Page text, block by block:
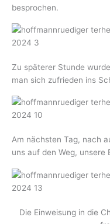
besprochen.
Zu späterer Stunde
man sich zufrieden ins
Am nächsten Tag, nach
uns auf den Weg, unsere
Die Einweisung in die